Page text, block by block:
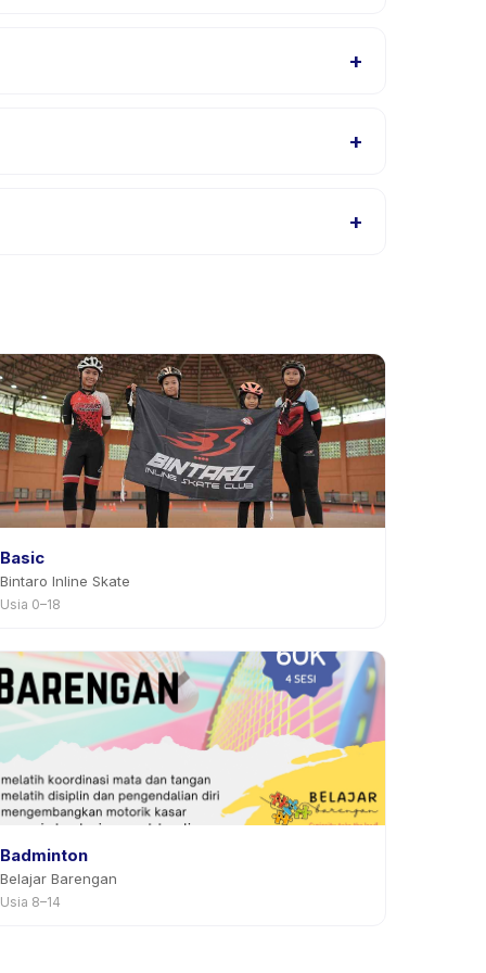
+
+
+
Basic
Bintaro Inline Skate
Usia 0–18
Badminton
Belajar Barengan
Usia 8–14